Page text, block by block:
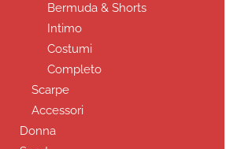
Bermuda & Shorts
Intimo
Costumi
Completo
Scarpe
Accessori
Donna